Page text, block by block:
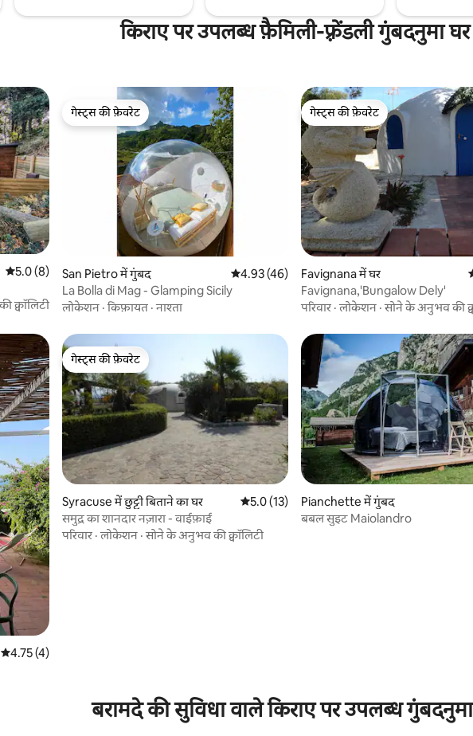
किराए पर उपलब्ध फ़ैमिली-फ़्रेंडली गुंबदनुमा घर
औसत रेटिंग 5 में से 5.0, 8 समीक्षाएँ
5.0 (8)
क्वॉलिटी
गेस्ट्स की फ़ेवरेट
गेस्ट्स की फ़ेवरेट
San Pietro में गुंबद औसत रेटिंग 5 में से 4.93, 46 समीक्षाएँ
4.93 (46)
La Bolla di Mag - Glamping Sicily
लोकेशन ·किफ़ायत ·नाश्ता
गेस्ट्स की फ़ेवरेट
गेस्ट्स की फ़ेवरेट
Favignana में घर
Favignana,'Bungalow Dely'
परिवार ·लोकेशन ·सोने के अनुभव की
औसत रेटिंग 5 में से 4.75, 4 समीक्षाएँ
4.75 (4)
गेस्ट्स की फ़ेवरेट
गेस्ट्स की फ़ेवरेट
Syracuse में छुट्टी बिताने का घर औसत रेटिंग 5 में से 5.0, 13 समीक्षाएँ
5.0 (13)
समुद्र का शानदार नज़ारा - वाईफ़ाई
परिवार ·लोकेशन ·सोने के अनुभव की क्वॉलिटी
Pianchette में गुंबद
बबल सुइट Maiolandro
बरामदे की सुविधा वाले किराए पर उपलब्ध